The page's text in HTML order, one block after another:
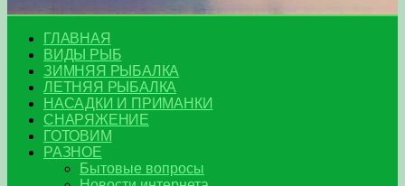
ГЛАВНАЯ
ВИДЫ РЫБ
ЗИМНЯЯ РЫБАЛКА
ЛЕТНЯЯ РЫБАЛКА
НАСАДКИ И ПРИМАНКИ
СНАРЯЖЕНИЕ
ГОТОВИМ
РАЗНОЕ
Бытовые вопросы